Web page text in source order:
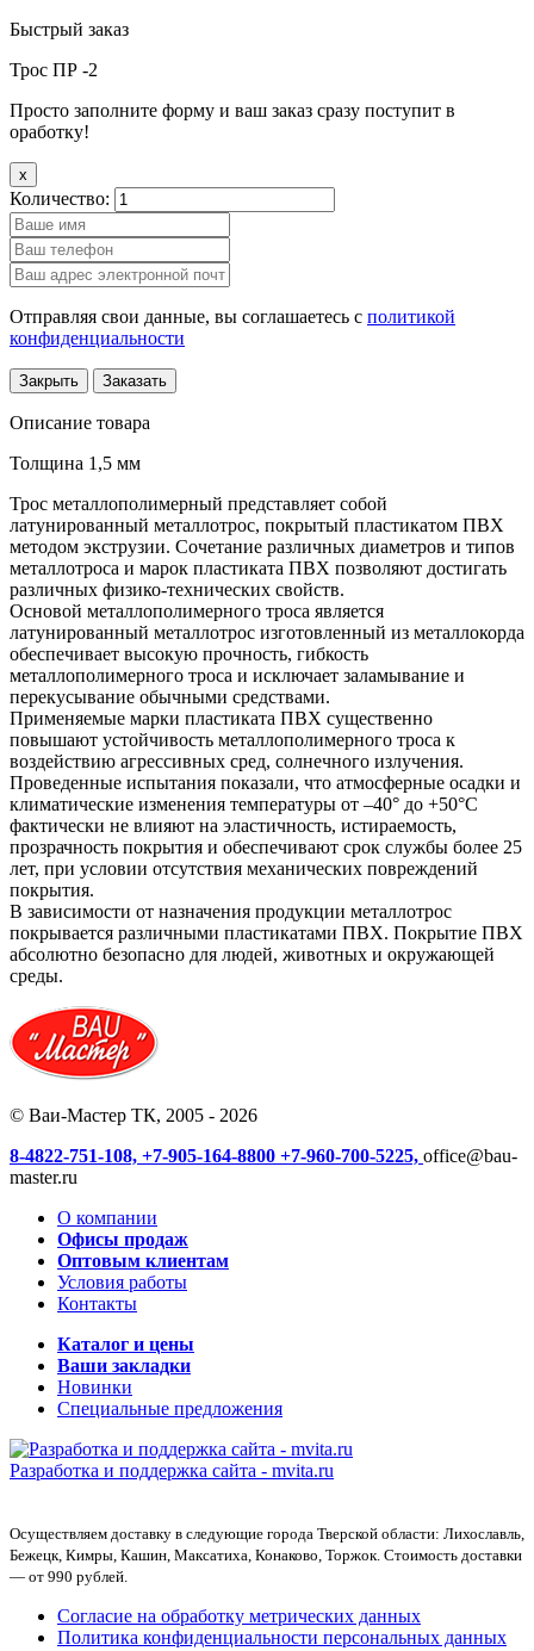
Быстрый заказ
Трос ПР -2
Просто заполните форму и ваш заказ сразу поступит в
оработку!
x
Количество:
Отправляя свои данные, вы соглашаетесь с политикой
конфиденциальности
Закрыть Заказать
Описание товара
Толщина 1,5 мм
Трос металлополимерный представляет собой
латунированный металлотрос, покрытый пластикатом ПВХ
методом экструзии. Сочетание различных диаметров и типов
металлотроса и марок пластиката ПВХ позволяют достигать
различных физико-технических свойств.
Основой металлополимерного троса является
латунированный металлотрос изготовленный из металлокорда
обеспечивает высокую прочность, гибкость
металлополимерного троса и исключает заламывание и
перекусывание обычными средствами.
Применяемые марки пластиката ПВХ существенно
повышают устойчивость металлополимерного троса к
воздействию агрессивных сред, солнечного излучения.
Проведенные испытания показали, что атмосферные осадки и
климатические изменения температуры от –40° до +50°С
фактически не влияют на эластичность, истираемость,
прозрачность покрытия и обеспечивают срок службы более 25
лет, при условии отсутствия механических повреждений
покрытия.
В зависимости от назначения продукции металлотрос
покрывается различными пластикатами ПВХ. Покрытие ПВХ
абсолютно безопасно для людей, животных и окружающей
среды.
© Ваи-Мастер ТК, 2005 - 2026
8-4822-751-108, +7-905-164-8800 +7-960-700-5225, office@bau-
master.ru
О компании
Офисы продаж
Оптовым клиентам
Условия работы
Контакты
Каталог и цены
Ваши закладки
Новинки
Специальные предложения
Разработка и поддержка сайта - mvita.ru
Осуществляем доставку в следующие города Тверской области: Лихославль,
Бежецк, Кимры, Кашин, Максатиха, Конаково, Торжок. Стоимость доставки
— от 990 рублей.
Согласие на обработку метрических данных
Политика конфиденциальности персональных данных